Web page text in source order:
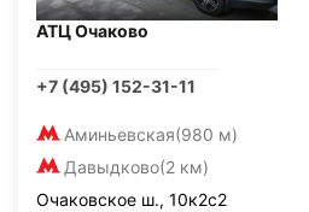
АТЦ Очаково
+7 (495) 152-31-11
Аминьевская(980 м)
Давыдково(2 км)
Очаковское ш., 10к2с2